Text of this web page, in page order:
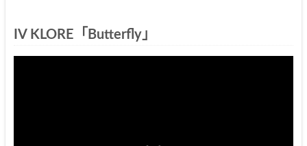
IV KLORE「Butterfly」